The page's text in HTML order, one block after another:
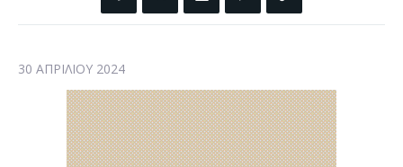
30 ΑΠΡΙΛΊΟΥ 2024